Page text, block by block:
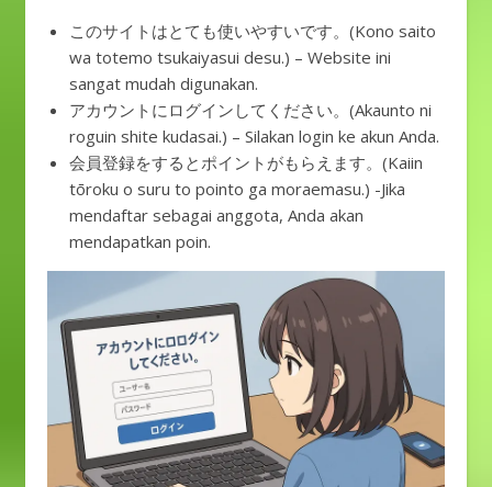
このサイトはとても使いやすいです。(Kono saito
wa totemo tsukaiyasui desu.) – Website ini
sangat mudah digunakan.
アカウントにログインしてください。(Akaunto ni
roguin shite kudasai.) – Silakan login ke akun Anda.
会員登録をするとポイントがもらえます。(Kaiin
tōroku o suru to pointo ga moraemasu.) -Jika
mendaftar sebagai anggota, Anda akan
mendapatkan poin.